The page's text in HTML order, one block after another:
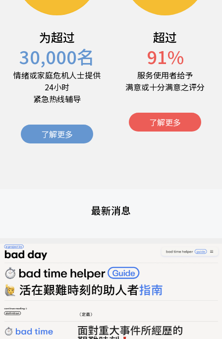
为超过
30,000名
情绪或家庭危机人士提供
24小时
紧急热线辅导
了解更多
超过
91%
服务使用者给予
满意或十分满意之评分
了解更多
最新消息